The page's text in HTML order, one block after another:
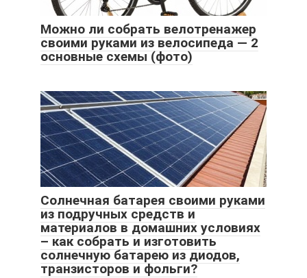
Можно ли собрать велотренажер
своими руками из велосипеда — 2
основные схемы (фото)
Солнечная батарея своими руками
из подручных средств и
материалов в домашних условиях
– как собрать и изготовить
солнечную батарею из диодов,
транзисторов и фольги?